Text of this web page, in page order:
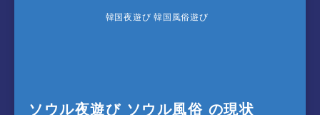
韓国夜遊び 韓国風俗遊び
ソウル夜遊び ソウル風俗 の現状